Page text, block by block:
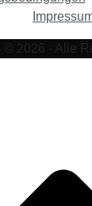
2026 - Alle